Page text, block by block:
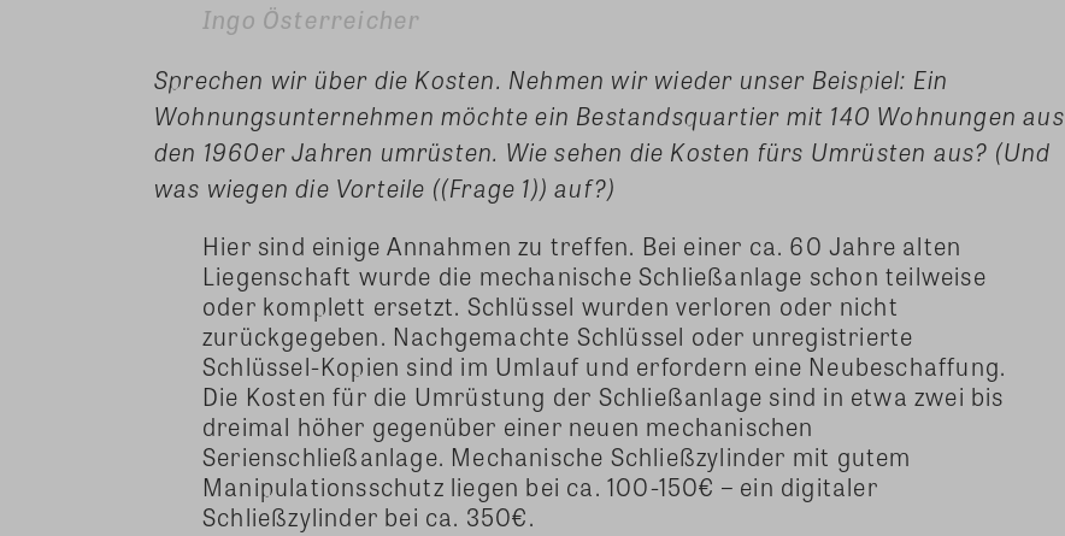
Ingo Österreicher
Sprechen wir über die Kosten. Nehmen wir wieder unser Beispiel: Ein
Wohnungsunternehmen möchte ein Bestandsquartier mit 140 Wohnungen aus
den 1960er Jahren umrüsten. Wie sehen die Kosten fürs Umrüsten aus? (Und
was wiegen die Vorteile ((Frage 1)) auf?)
Hier sind einige Annahmen zu treffen. Bei einer ca. 60 Jahre alten
Liegenschaft wurde die mechanische Schließanlage schon teilweise
oder komplett ersetzt. Schlüssel wurden verloren oder nicht
zurückgegeben. Nachgemachte Schlüssel oder unregistrierte
Schlüssel-Kopien sind im Umlauf und erfordern eine Neubeschaffung.
Die Kosten für die Umrüstung der Schließanlage sind in etwa zwei bis
dreimal höher gegenüber einer neuen mechanischen
Serienschließanlage. Mechanische Schließzylinder mit gutem
Manipulationsschutz liegen bei ca. 100-150€ – ein digitaler
Schließzylinder bei ca. 350€.